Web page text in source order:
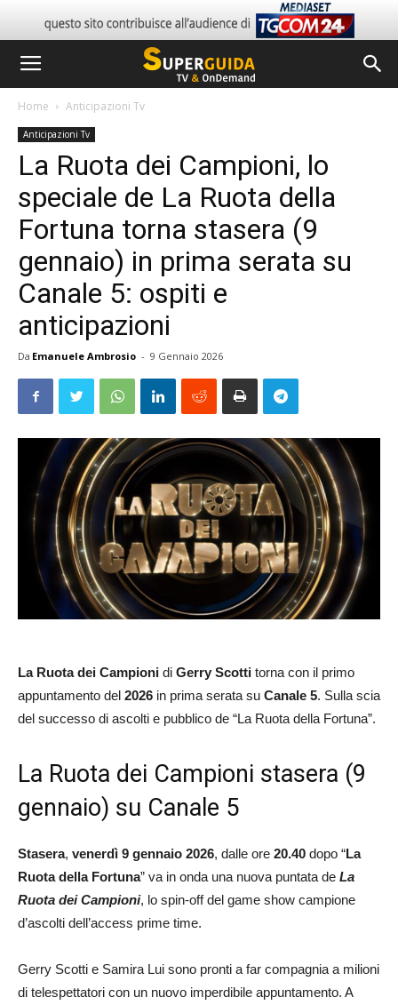
Home Anticipazioni Tv
Anticipazioni Tv
La Ruota dei Campioni, lo
speciale de La Ruota della
Fortuna torna stasera (9
gennaio) in prima serata su
Canale 5: ospiti e
anticipazioni
Da Emanuele Ambrosio - 9 Gennaio 2026
La Ruota dei Campioni di Gerry Scotti torna con il primo
appuntamento del 2026 in prima serata su Canale 5. Sulla scia
del successo di ascolti e pubblico de “La Ruota della Fortuna”.
La Ruota dei Campioni stasera (9
gennaio) su Canale 5
Stasera, venerdì 9 gennaio 2026, dalle ore 20.40 dopo “La
Ruota della Fortuna” va in onda una nuova puntata de La
Ruota dei Campioni, lo spin-off del game show campione
d’ascolti dell’access prime time.
Gerry Scotti e Samira Lui sono pronti a far compagnia a milioni
di telespettatori con un nuovo imperdibile appuntamento. A